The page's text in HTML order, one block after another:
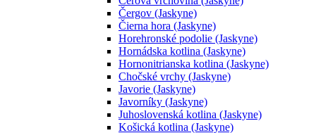
Čergov (Jaskyne)
Čierna hora (Jaskyne)
Horehronské podolie (Jaskyne)
Hornádska kotlina (Jaskyne)
Hornonitrianska kotlina (Jaskyne)
Chočské vrchy (Jaskyne)
Javorie (Jaskyne)
Javorníky (Jaskyne)
Juhoslovenská kotlina (Jaskyne)
Košická kotlina (Jaskyne)